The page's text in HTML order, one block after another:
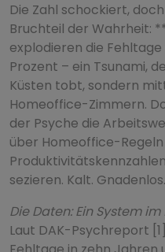
Die Zahl schockiert,
Bruchteil der Wahrheit:
explodieren die
Prozent – ein Tsunami,
Küsten tobt, sondern
Homeoffice-Zimmern.
der Psyche die
über Homeoffice-Regeln
sezieren. Kalt. Gnadenlos.
Die Daten: Ein System
Laut DAK-Psychreport